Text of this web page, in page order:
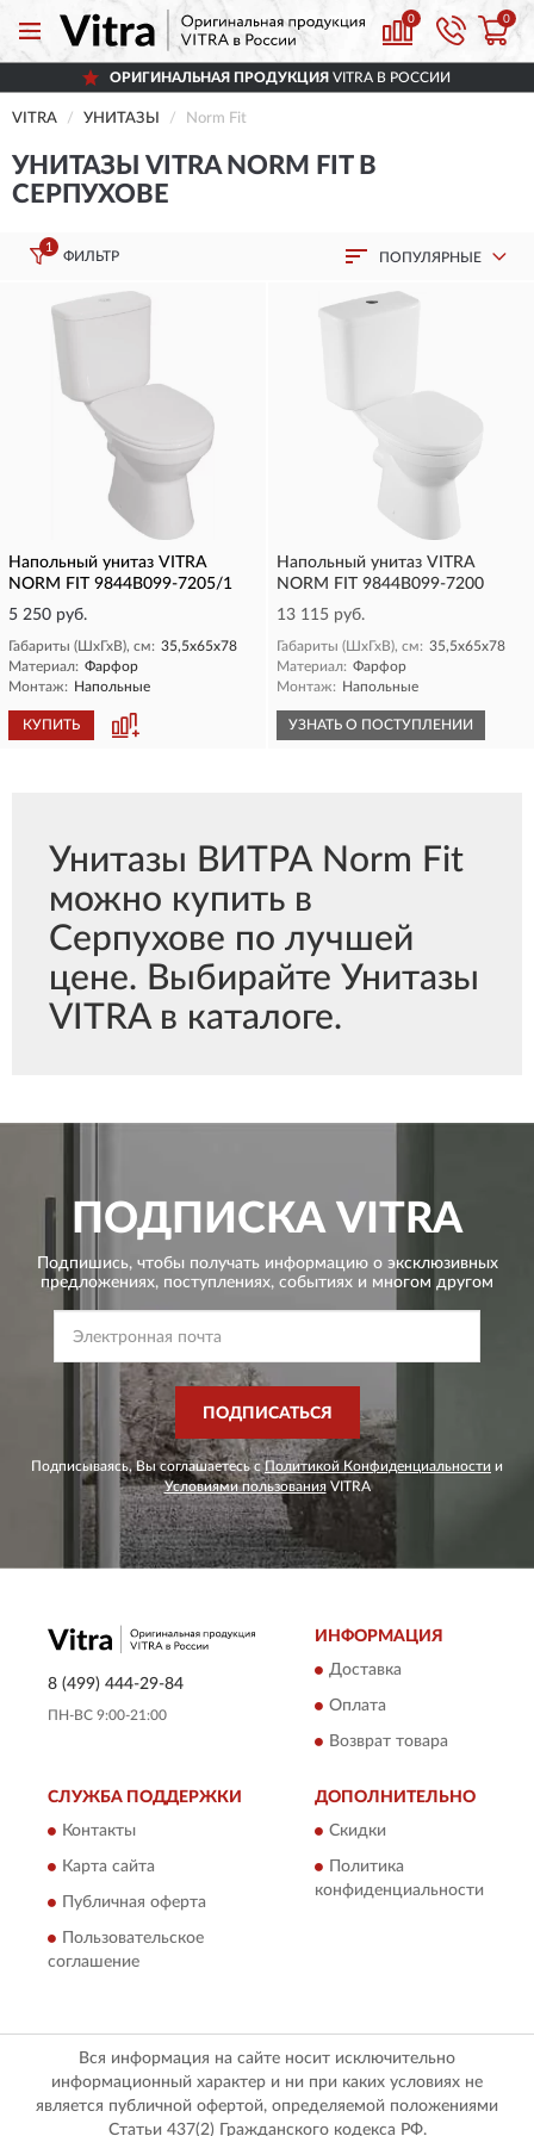
0 0
ОРИГИНАЛЬНАЯ ПРОДУКЦИЯ VITRA В РОССИИ
VITRA УНИТАЗЫ Norm Fit
УНИТАЗЫ VITRA NORM FIT В
СЕРПУХОВЕ
1
ФИЛЬТР ПОПУЛЯРНЫЕ
Напольный унитаз VITRA
NORM FIT 9844B099-7205/1
5 250 руб.
Габариты (ШхГхВ), см: 35,5х65х78
Материал: Фарфор
Монтаж: Напольные
КУПИТЬ
Напольный унитаз VITRA
NORM FIT 9844B099-7200
13 115 руб.
Габариты (ШхГхВ), см: 35,5х65х78
Материал: Фарфор
Монтаж: Напольные
УЗНАТЬ О ПОСТУПЛЕНИИ
Унитазы ВИТРА Norm Fit
можно купить в
Серпухове по лучшей
цене. Выбирайте Унитазы
VITRA в каталоге.
ПОДПИСКА VITRA
Подпишись, чтобы получать информацию о эксклюзивных
предложениях, поступлениях, событиях и многом другом
ПОДПИСАТЬСЯ
Подписываясь, Вы соглашаетесь сПолитикой Конфиденциальности и
Условиями пользованияVITRA
8 (499) 444-29-84
ПН-ВС 9:00-21:00
ИНФОРМАЦИЯ
Доставка
Оплата
Возврат товара
СЛУЖБА ПОДДЕРЖКИ
Контакты
Карта сайта
Публичная оферта
Пользовательское
соглашение
ДОПОЛНИТЕЛЬНО
Скидки
Политика
конфиденциальности
Вся информация на сайте носит исключительно
информационный характер и ни при каких условиях не
является публичной офертой, определяемой положениями
Статьи 437(2) Гражданского кодекса РФ.